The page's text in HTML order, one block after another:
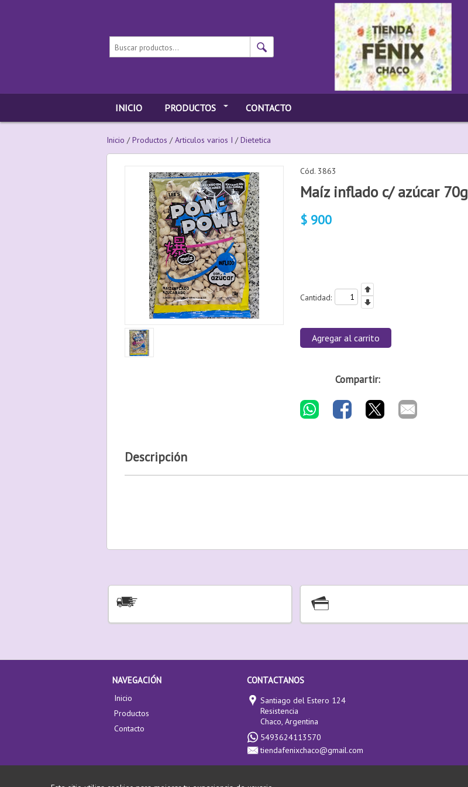
INICIO PRODUCTOS CONTACTO
Inicio /Productos /Articulos varios I /Dietetica
Cód. 3863
Maíz inflado c/ azúcar 70g
$ 900
Cantidad:
Agregar al carrito
Compartir:
Descripción
NAVEGACIÓN
Inicio
Productos
Contacto
CONTACTANOS
Santiago del Estero 124
Resistencia
Chaco, Argentina
5493624113570
tiendafenixchaco@gmail.com